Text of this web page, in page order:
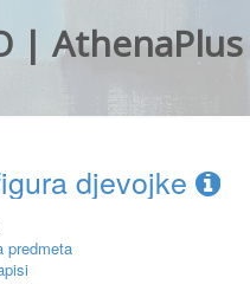
| AthenaPlus
djevojke
predmeta